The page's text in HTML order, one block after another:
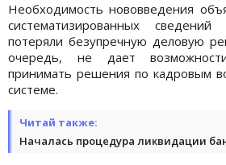
Необходимость нововведения
систематизированных
потеряли безупречную деловую
очередь, не дает
принимать решения по кадровым
системе.
Читай также:
Началась процедура ликвидации